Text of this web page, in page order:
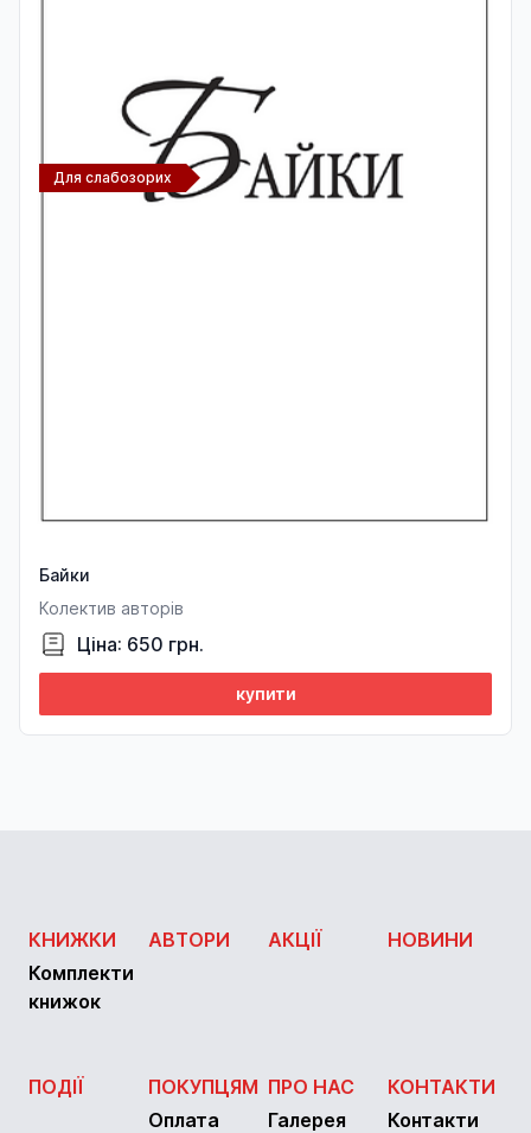
Для слабозорих
Байки
Колектив авторів
Ціна: 650 грн.
купити
КНИЖКИ
Комплекти
книжок
АВТОРИ АКЦІЇ НОВИНИ
ПОДІЇ
ПОКУПЦЯМ
Оплата
ПРО НАС
Галерея
КОНТАКТИ
Контакти